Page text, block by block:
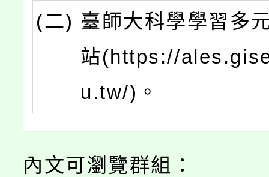
(二) 臺師大科學學習多
站(https://
u.tw/)。
內文可瀏覽群組：